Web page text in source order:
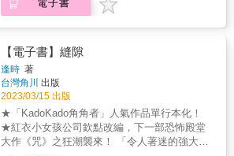
（作者：芙蘿）
洪敘銘、林庭毅、海德薇──驚恐推薦！ ★單行
造《咒》後本土全新恐怖殿堂級狂潮！ & 她早
就不再與人談論女兒，也不再懷抱希望，但為
什麼在這個拼湊著各宗教脈絡而生的畸型信仰
之下，她仍然潸然淚下，是不是因為把她們凝
聚在這裡的，都是做母親心底最深的自責與恐
懼？ & 城市裡每天都有逃家少年、少女因為吸
毒、飆車、打架而意外死亡，沒有社會新聞注
意，連警方都速速結案。 任職於高風險青少年
電子書
【電子書】縫隙
逢時 著
台灣角川 出版
2023/03/15 出版
★「KadoKado角角者」人氣作品單行本化！
★紅衣小女孩公司欽點改編，下一部恐怖殿堂
大作《咒》之狂潮襲來！ 「令人著迷的強大改